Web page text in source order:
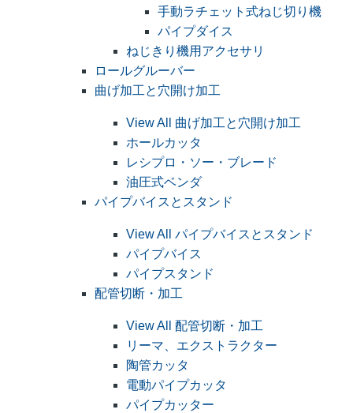
手動ラチェット式ねじ切り機
パイプダイス
ねじきり機用アクセサリ
ロールグルーバー
曲げ加工と穴開け加工
View All 曲げ加工と穴開け加工
ホールカッタ
レシプロ・ソー・ブレード
油圧式ベンダ
パイプバイスとスタンド
View All パイプバイスとスタンド
パイプバイス
パイプスタンド
配管切断・加工
View All 配管切断・加工
リーマ、エクストラクター
陶管カッタ
電動パイプカッタ
パイプカッター